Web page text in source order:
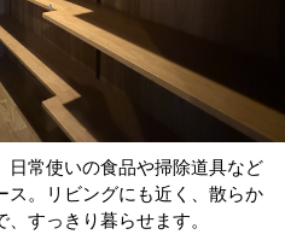
日常使いの食品や掃除道具など
ス。リビングにも近く、散らか
すっきり暮らせます。